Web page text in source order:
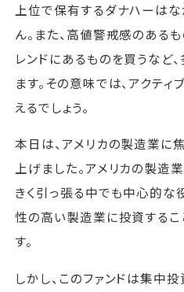
上位で保有するダナハーは
ん。また、高値警戒感のある
レンドにあるものを買うなど
ます。その意味では、アクティ
えるでしょう。
本日は、アメリカの製造業に
上げました。アメリカの製造
きく引っ張る中でも中心的な
性の高い製造業に投資する
す。
しかし、このファンドは集中